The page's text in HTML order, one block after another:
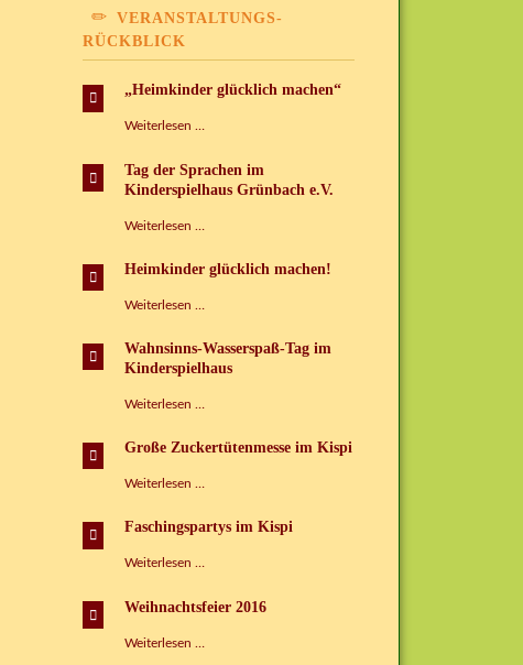
VERANSTALTUNGS-
RÜCKBLICK
„Heimkinder glücklich machen“
Weiterlesen …
machen“
Tag der Sprachen im
Kinderspielhaus Grünbach e.V.
Weiterlesen …
Sprachen
e.V.
Heimkinder glücklich machen!
Weiterlesen …
machen!
Wahnsinns-Wasserspaß-Tag im
Kinderspielhaus
Weiterlesen …
Tag
Große Zuckertütenmesse im Kispi
Weiterlesen …
im
Faschingspartys im Kispi
Weiterlesen …
Kispi
Weihnachtsfeier 2016
Weiterlesen …